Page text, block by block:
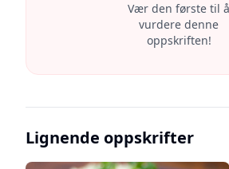
Vær den første til å
vurdere denne
oppskriften!
Lignende oppskrifter